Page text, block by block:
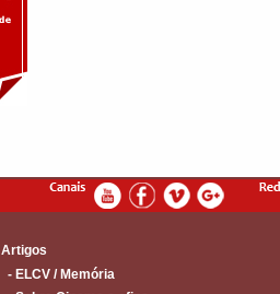
Artigos
- ELCV / Memória